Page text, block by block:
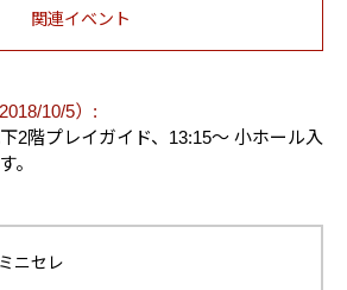
関連イベント
10/5）:
2階プレイガイド、13:15～ 小ホール入
。
ニセレ